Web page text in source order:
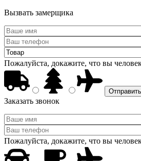
Вызвать замерщика
Пожалуйста, докажите, что вы
Заказать звонок
Пожалуйста, докажите, что вы